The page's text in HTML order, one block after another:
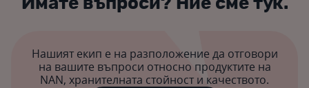
Нашият екип е на разположение да отговори
на вашите въпроси относно продуктите на
NAN, хранителната стойност и качеството.